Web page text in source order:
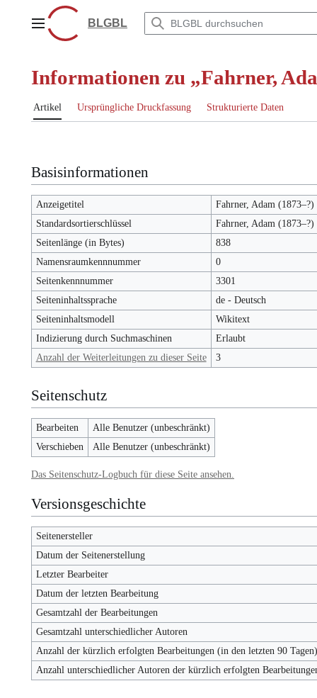
springenHauptmenüBLGBL
Informationen zu „Fahrner,
Artikel Ursprüngliche Druckfassung Strukturierte Daten
Basisinformationen
Anzeigetitel
Fahrner, Adam (1873–?)
Standardsortierschlüssel
Fahrner, Adam (1873–?)
Seitenlänge (in Bytes)
838
Namensraumkennnummer
0
Seitenkennnummer
3301
Seiteninhaltssprache
de - Deutsch
Seiteninhaltsmodell
Wikitext
Indizierung durch Suchmaschinen
Erlaubt
Anzahl der Weiterleitungen zu dieser Seite
3
Seitenschutz
Bearbeiten
Alle Benutzer (unbeschränkt)
Verschieben
Alle Benutzer (unbeschränkt)
Das Seitenschutz-Logbuch für diese Seite ansehen.
Versionsgeschichte
Seitenersteller
Datum der Seitenerstellung
Letzter Bearbeiter
Datum der letzten Bearbeitung
Gesamtzahl der Bearbeitungen
Gesamtzahl unterschiedlicher Autoren
Anzahl der kürzlich erfolgten Bearbeitungen (in den letzten 90 Tagen)
Anzahl unterschiedlicher Autoren der kürzlich erfolgten